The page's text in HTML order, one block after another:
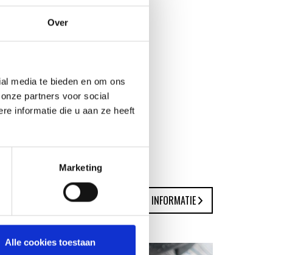
Over
media te bieden en om ons
partners voor social
informatie die u aan ze heeft
Marketing
Alle cookies toestaan
MEER INFORMATIE